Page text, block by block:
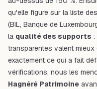
qu'elle figure sur la liste
(BIL, Banque de
la qualité des supports :
transparentes valent
exactement ce qui a fait
vérifications, nous les
Hagnéré Patrimoine